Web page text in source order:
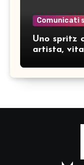
Comunicati
Uno spritz
artista, vita